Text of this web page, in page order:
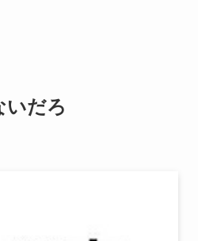
いだろ